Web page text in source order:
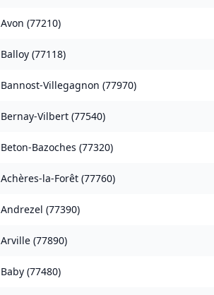
Avon (77210)
Balloy (77118)
Bannost-Villegagnon (77970)
Bernay-Vilbert (77540)
Beton-Bazoches (77320)
Achères-la-Forêt (77760)
Andrezel (77390)
Arville (77890)
Baby (77480)